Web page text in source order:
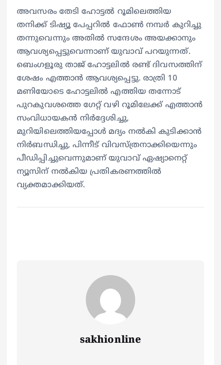
അവസരം തേടി ഹോട്ടൽ റൂമിലെത്തിയ
തനിക്ക് ടിഷ്യൂ പേപ്പറിൽ ഫോൺ നമ്പർ കുറിച്ചു
തന്നുവെന്നും അതിൽ സന്ദേശം അയക്കാനും
ആവശ്യപ്പെട്ടുവെന്നാണ് യുവാവ് പറയുന്നത്.
ബെംഗളൂരു താജ് ഹോട്ടലിൽ രണ്ട് ദിവസത്തിന്
ശേഷം എത്താൻ ആവശ്യപ്പെട്ടു. രാത്രി 10
മണിയോടെ ഹോട്ടലിൽ എത്തിയ തന്നോട്
പുറകുവശത്തെ ഗേറ്റ് വഴി റൂമിലേക്ക് എത്താൻ
സംവിധായകൻ നി‍ർദ്ദേശിച്ചു,
മുറിയിലെത്തിയപ്പോൾ മദ്യം നൽകി കുടിക്കാൻ
നിർബന്ധിച്ചു, പിന്നീട് വിവസ്ത്രനാക്കിയെന്നും
പീഡിപ്പിച്ചുവെന്നുമാണ് യുവാവ് ഏഷ്യാനെറ്റ്
ന്യൂസിന് നൽകിയ പ്രതികരണത്തിൽ
വ്യക്തമാക്കിയത്.
sakhionline